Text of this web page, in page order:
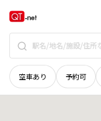
空車あり 予約可
山口県